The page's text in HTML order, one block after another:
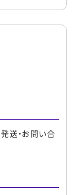
送・お問い合